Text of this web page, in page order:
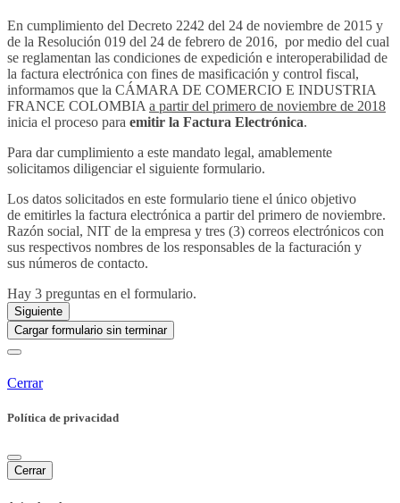
En cumplimiento del Decreto 2242 del 24 de noviembre de 2015 y
de la Resolución 019 del 24 de febrero de 2016, por medio del cual
se reglamentan las condiciones de expedición e interoperabilidad de
la factura electrónica con fines de masificación y control fiscal,
informamos que la CÁMARA DE COMERCIO E INDUSTRIA
FRANCE COLOMBIA a partir del primero de noviembre de 2018
inicia el proceso para emitir la Factura Electrónica.
Para dar cumplimiento a este mandato legal, amablemente
solicitamos diligenciar el siguiente formulario.
Los datos solicitados en este formulario tiene el único objetivo
de emitirles la factura electrónica a partir del primero de noviembre.
Razón social, NIT de la empresa y tres (3) correos electrónicos con
sus respectivos nombres de los responsables de la facturación y
sus números de contacto.
Hay 3 preguntas en el formulario.
Siguiente
Cargar formulario sin terminar
Cerrar
Política de privacidad
Cerrar